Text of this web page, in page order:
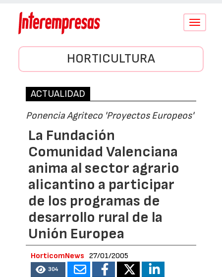
Conmutar
HORTICULTURA
ACTUALIDAD
Ponencia Agriteco 'Proyectos Europeos'
La Fundación
Comunidad Valenciana
anima al sector agrario
alicantino a participar
de los programas de
desarrollo rural de la
Unión Europea
HorticomNews 27/01/2005
304